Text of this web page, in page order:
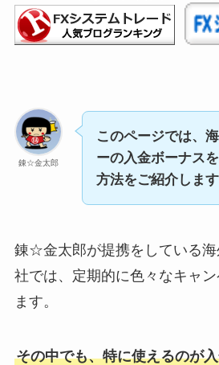
錬☆金太郎
このページでは、
ーの入金ボーナス
方法をご紹介します
錬☆金太郎が提携をしている
社では、定期的に色々なキャ
ます。
その中でも、特に使えるのが